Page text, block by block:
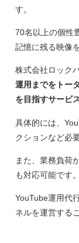
す。
70名以上の個性
記憶に残る映像
株式会社ロック
運用までをトー
を目指すサービ
具体的には、
クションなど必
また、業務負荷
も対応可能です。
YouTube運用代
ネルを運営する